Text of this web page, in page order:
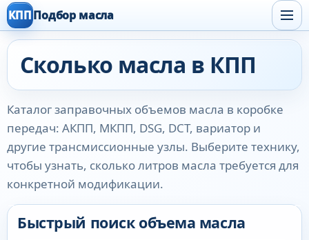
КПППодбор масла
Сколько масла в КПП
Каталог заправочных объемов масла в коробке
передач: АКПП, МКПП, DSG, DCT, вариатор и
другие трансмиссионные узлы. Выберите технику,
чтобы узнать, сколько литров масла требуется для
конкретной модификации.
Быстрый поиск объема масла